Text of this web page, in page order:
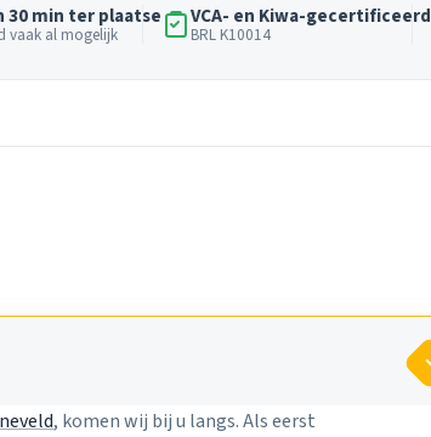
30 min ter plaatse
vaak al mogelijk
VCA- en Kiwa-gecertificeerd
BRL K10014
, komen wij bij u langs. Als eerst